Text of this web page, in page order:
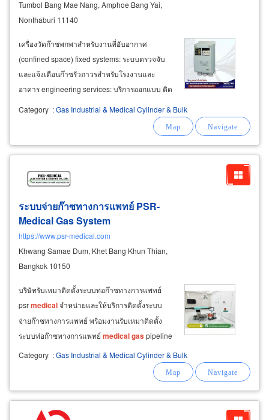
Tumbol Bang Mae Nang, Amphoe Bang Yai,
Nonthaburi 11140
เครื่องวัดก๊าซพกพาสำหรับงานที่อับอากาศ
(confined space) fixed systems: ระบบตรวจจับ
และแจ้งเตือนก๊าซรั่วถาวรสำหรับโรงงานและ
อาคาร engineering services: บริการออกแบบ ติด
alarm system: ออกแบบและติดตั้งระบบแจ้งเหตุ
เพลิงไหม้มาตรฐานสากล บริการสอบเทียบเครื่อง
วัดก๊าซ (gas
Category :Gas Industrial & Medical Cylinder & Bulk
ระบบจ่ายก๊าซทางการแพทย์ PSR-
MedicalGasSystem
https://www.psr-medical.com
Khwang Samae Dum, Khet Bang Khun Thian,
Bangkok 10150
บริษัทรับเหมาติดตั้งระบบท่อก๊าซทางการแพทย์
psrmedicalจำหน่ายและให้บริการติดตั้งระบบ
จ่ายก๊าซทางการแพทย์ พร้อมงานรับเหมาติดตั้ง
ระบบท่อก๊าซทางการแพทย์medicalgaspipeline
system ประกอบด้วยอุปกรณ์ต่างๆ ดังนี้ 1.
Category :Gas Industrial & Medical Cylinder & Bulk